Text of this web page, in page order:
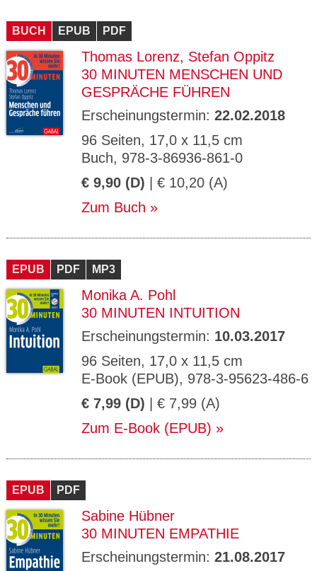
BUCH EPUB PDF
Thomas Lorenz, Stefan Oppitz
30 MINUTEN MENSCHEN UND
GESPRÄCHE FÜHREN
Erscheinungstermin: 22.02.2018
96 Seiten, 17,0 x 11,5 cm
Buch, 978-3-86936-861-0
€ 9,90 (D) | € 10,20 (A)
Zum Buch
EPUB PDF MP3
Monika A. Pohl
30 MINUTEN INTUITION
Erscheinungstermin: 10.03.2017
96 Seiten, 17,0 x 11,5 cm
E-Book (EPUB), 978-3-95623-486-6
€ 7,99 (D) | € 7,99 (A)
Zum E-Book (EPUB)
EPUB PDF
Sabine Hübner
30 MINUTEN EMPATHIE
Erscheinungstermin: 21.08.2017
ESSION
_ID
verlag.
de
Session verwendet
GV_CO
OKIES
gabal-
Speichert den Zustimmungsstatus des
Benutzers für Cookies auf der aktuellen
Domäne.
90
ge